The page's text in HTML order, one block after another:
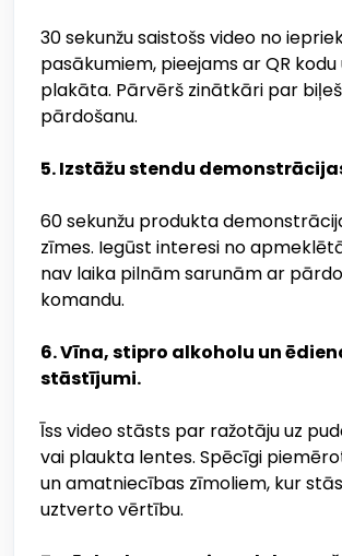
30 sekunžu saistošs video no
pasākumiem, pieejams ar QR
plakāta. Pārvērš zinātkāri par
pārdošanu.
5. Izstāžu stendu
60 sekunžu produkta
zīmes. Iegūst interesi no
nav laika pilnām sarunām ar
komandu.
6. Vīna, stipro alkoholu un
stāstījumi.
Īss video stāsts par ražotāju uz
vai plaukta lentes. Spēcīgi
un amatniecības zīmoliem, kur
uztverto vērtību.